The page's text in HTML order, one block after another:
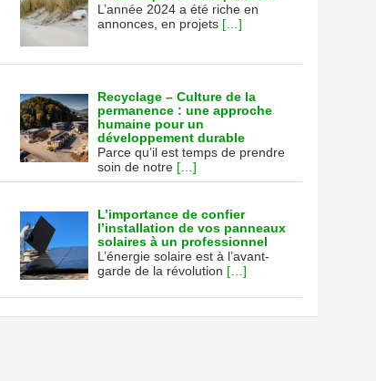
L’année 2024 a été riche en
annonces, en projets […]
Recyclage – Culture de la
permanence : une approche
humaine pour un
développement durable
Parce qu’il est temps de prendre
soin de notre […]
L’importance de confier
l’installation de vos panneaux
solaires à un professionnel
L’énergie solaire est à l’avant-
garde de la révolution […]